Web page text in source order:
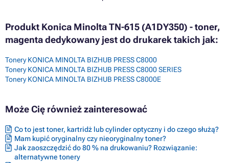
Produkt Konica Minolta TN-615 (A1DY350) - toner,
magenta dedykowany jest do drukarek takich jak:
Tonery KONICA MINOLTA BIZHUB PRESS C8000
Tonery KONICA MINOLTA BIZHUB PRESS C8000 SERIES
Tonery KONICA MINOLTA BIZHUB PRESS C8000E
Może Cię również zainteresować
Co to jest toner, kartridż lub cylinder optyczny i do czego służą?
Mam kupić oryginalny czy nieoryginalny toner?
Jak zaoszczędzić do 80 % na drukowaniu? Rozwiązanie:
alternatywne tonery